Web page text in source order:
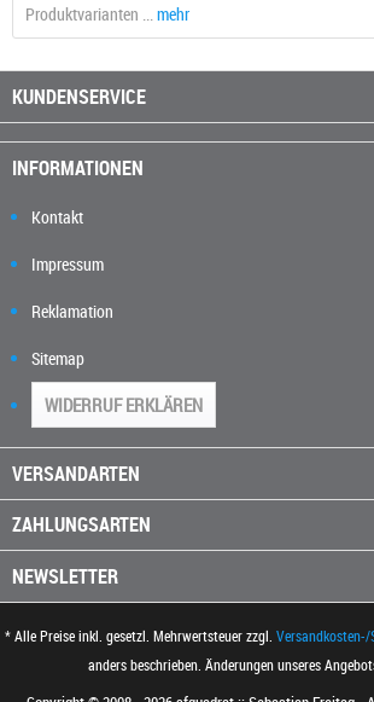
Produktvarianten ... mehr
KUNDENSERVICE
INFORMATIONEN
Kontakt
Impressum
Reklamation
Sitemap
WIDERRUF ERKLÄREN
VERSANDARTEN
ZAHLUNGSARTEN
NEWSLETTER
* Alle Preise inkl. gesetzl. Mehrwertsteuer zzgl. Versandkosten-/
anders beschrieben. Änderungen unseres